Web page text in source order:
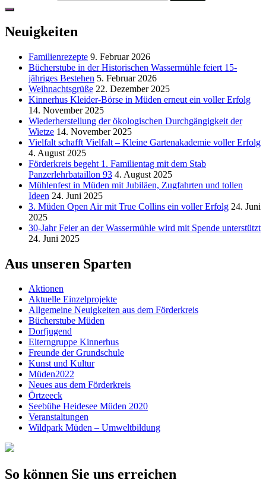
Neuigkeiten
Familienrezepte 9. Februar 2026
Bücherstube in der Historischen Wassermühle feiert 15-
jähriges Bestehen 5. Februar 2026
Weihnachtsgrüße 22. Dezember 2025
Kinnerhus Kleider-Börse in Müden erneut ein voller Erfolg
14. November 2025
Wiederherstellung der ökologischen Durchgängigkeit der
Wietze 14. November 2025
Vielfalt schafft Vielfalt – Kleine Gartenakademie voller Erfolg
4. August 2025
Förderkreis begeht 1. Familientag mit dem Stab
Panzerlehrbataillon 93 4. August 2025
Mühlenfest in Müden mit Jubiläen, Zugfahrten und tollen
Ideen 24. Juni 2025
3. Müden Open Air mit True Collins ein voller Erfolg 24. Juni
2025
30-Jahr Feier an der Wassermühle wird mit Spende unterstützt
24. Juni 2025
Aus unseren Sparten
Aktionen
Aktuelle Einzelprojekte
Allgemeine Neuigkeiten aus dem Förderkreis
Bücherstube Müden
Dorfjugend
Elterngruppe Kinnerhus
Freunde der Grundschule
Kunst und Kultur
Müden2022
Neues aus dem Förderkreis
Örtzeeck
Seebühe Heidesee Müden 2020
Veranstaltungen
Wildpark Müden – Umweltbildung
So können Sie uns erreichen